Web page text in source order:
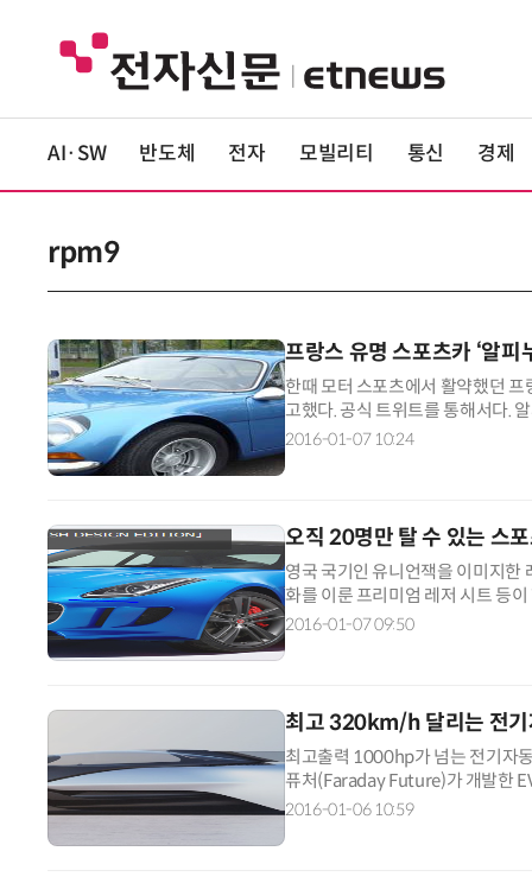
AI·SW 반도체 전자 모빌리티 통신 경제
rpm9
프랑스 유명 스포츠카 ‘알
한때 모터 스포츠에서 활약했던 프
고했다. 공식 트위트를 통해서다.
레에 의해 창설되었다. 당시의 대
2016-01-07 10:24
오직 20명만 탈 수 있는 스
영국 국기인 유니언잭을 이미지한
화를 이룬 프리미엄 레저 시트 등
델은 입구에서 전용 스텝이 차량
550PS). 트랜스미션은 6속 매뉴
은 후륜구동(RWD)와 전륜구동
2016-01-07 09:50
최고 320km/h 달리는 전
최고출력 1000hp가 넘는 전기자
퓨처(Faraday Future)가 개발한
6일 개막한 'CES2016'에서 그 모
2016-01-06 10:59